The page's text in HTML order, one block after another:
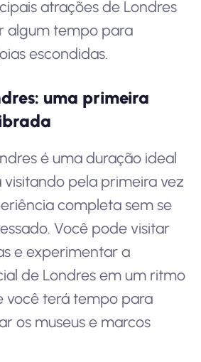
atrações de Londres
algum tempo para
escondidas.
uma primeira
é uma duração ideal
pela primeira vez
completa sem se
Você pode visitar
e experimentar a
de Londres em um ritmo
você terá tempo para
os museus e marcos